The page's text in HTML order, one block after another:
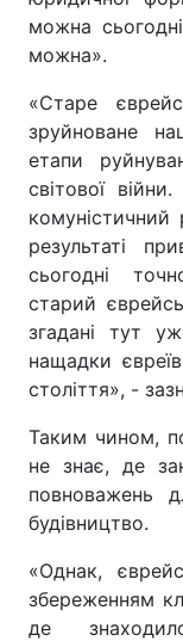
можна
можна».
«Старе
зруйноване
етапи
світової
комуністичний
результаті
сьогодні
старий
згадані тут
нащадки
століття», -
Таким чином,
не знає, де
повноважень
будівництво.
«Однак,
збереженням
де